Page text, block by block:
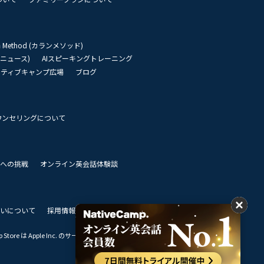
Method (カランメソッド)
ュース)
AIスピーキングトレーニング
ィブキャンプ広場
ブログ
ンセリングについて
の挑戦
オンライン英会話体験談
について 採用情報 私達のビジョン
は Apple Inc. のサービスマークです。